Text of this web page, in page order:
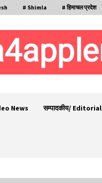
# Shimla # हिमाचल प्रदेश
News सम्पादकीय/ Editorial